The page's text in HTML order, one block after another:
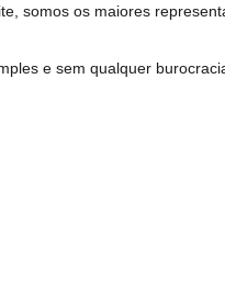
somos os maiores
e sem qualquer